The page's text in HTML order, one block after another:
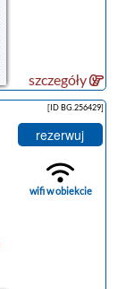
szczegóły
[ID BG.256429]
rezerwuj
wifi w obiekcie